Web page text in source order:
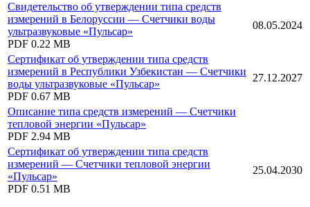
Свидетельство об утверждении типа средств
измерений в Белоруссии — Счетчики воды
ультразвуковые «Пульсар»
PDF 0.22 MB
08.05.2024
Сертификат об утверждении типа средств
измерений в Республики Узбекистан — Счетчики
воды ультразвуковые «Пульсар»
PDF 0.67 MB
27.12.2027
Описание типа средств измерений — Счетчики
тепловой энергии «Пульсар»
PDF 2.94 MB
Сертификат об утверждении типа средств
измерений — Счетчики тепловой энергии
«Пульсар»
PDF 0.51 MB
25.04.2030